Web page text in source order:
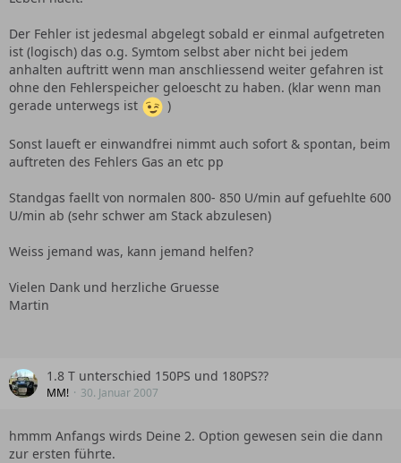
Der Fehler ist jedesmal abgelegt sobald er einmal aufgetreten
ist (logisch) das o.g. Symtom selbst aber nicht bei jedem
anhalten auftritt wenn man anschliessend weiter gefahren ist
ohne den Fehlerspeicher geloescht zu haben. (klar wenn man
gerade unterwegs ist
)
Sonst laueft er einwandfrei nimmt auch sofort & spontan, beim
auftreten des Fehlers Gas an etc pp
Standgas faellt von normalen 800- 850 U/min auf gefuehlte 600
U/min ab (sehr schwer am Stack abzulesen)
Weiss jemand was, kann jemand helfen?
Vielen Dank und herzliche Gruesse
Martin
1.8 T unterschied 150PS und 180PS??
MM! 30. Januar 2007
hmmm Anfangs wirds Deine 2. Option gewesen sein die dann
zur ersten führte.